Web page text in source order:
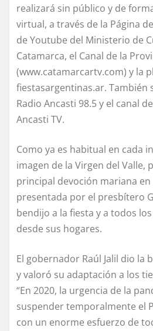
realizará sin público y de
virtual, a través de la Página
de Youtube del Ministerio de
Catamarca, el Canal de la
(www.catamarcartv.com) y la
fiestasargentinas.ar. También
Radio Ancasti 98.5 y el canal
Ancasti TV.
Como ya es habitual en cada
imagen de la Virgen del Valle,
principal devoción mariana
presentada por el presbítero
bendijo a la fiesta y a todos
desde sus hogares.
El gobernador Raúl Jalil dio la
y valoró su adaptación a los
“En 2020, la urgencia de la
suspender temporalmente el
con un enorme esfuerzo de